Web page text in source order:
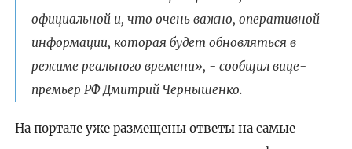
официальной и, что очень важно, оперативной
информации, которая будет обновляться в
режиме реального времени», - сообщил вице-
премьер РФ Дмитрий Чернышенко.
На портале уже размещены ответы на самые